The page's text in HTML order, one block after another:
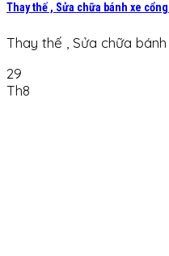
Thay thế , Sửa chữa bánh xe
Thay thế , Sửa chữa
29
Th8